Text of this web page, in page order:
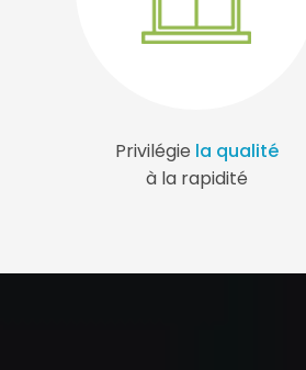
Privilégie la qualité
à la rapidité